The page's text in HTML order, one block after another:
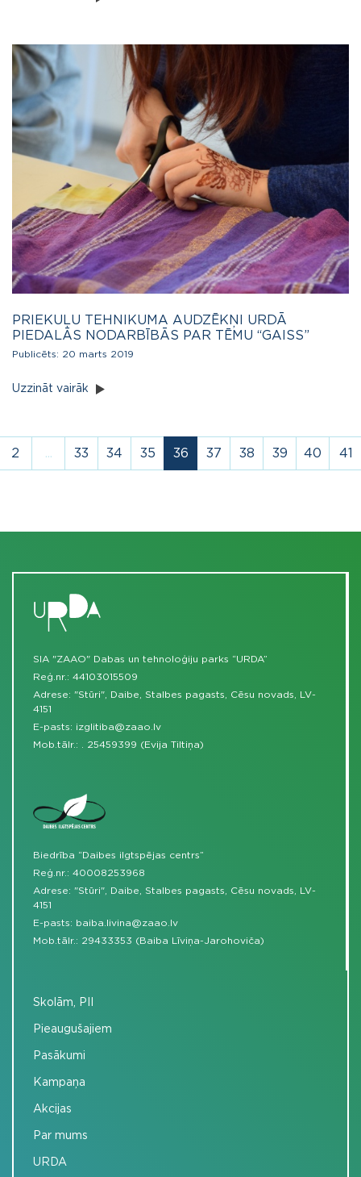
PRIEKUĻU TEHNIKUMA AUDZĒKŅI URDĀ
PIEDALĀS NODARBĪBĀS PAR TĒMU “GAISS”
Publicēts: 20 marts 2019
Uzzināt vairāk
2 ... 33 34 35 36 37 38 39 40 41
SIA "ZAAO" Dabas un tehnoloģiju parks “URDA”
Reģ.nr.: 44103015509
Adrese: "Stūri", Daibe, Stalbes pagasts, Cēsu novads, LV-
4151
E-pasts: izglitiba@zaao.lv
Mob.tālr.:
25459399 (Evija Tiltiņa)
Biedrība “Daibes ilgtspējas centrs”
Reģ.nr.: 40008253968
Adrese: "Stūri", Daibe, Stalbes pagasts, Cēsu novads, LV-
4151
E-pasts: baiba.livina@zaao.lv
Mob.tālr.: 29433353 (Baiba Līviņa-Jarohoviča)
Skolām, PII
Pieaugušajiem
Pasākumi
Kampaņa
Akcijas
Par mums
URDA